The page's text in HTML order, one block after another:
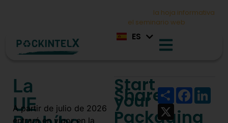
la hoja informativa
el seminario web
ES
IT
FR
La
UE
A partir de julio de 2026
entrará en vigor en la
Start
your
Packaging
Share: Share
X